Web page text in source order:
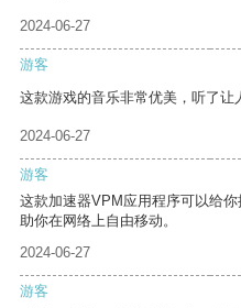
2024-06-27
游客
这款游戏的音乐非常优美，听了让
2024-06-27
游客
这款加速器VPM应用程序可以给
助你在网络上自由移动。
2024-06-27
游客